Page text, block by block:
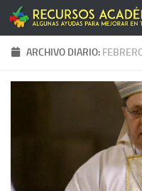
Saltar al contenido
ARCHIVO DIARIO: